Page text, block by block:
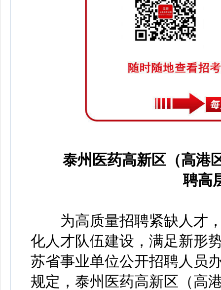
泰州医药高新区（高港
聘高
为高质量招聘紧缺人才，
化人才队伍建设，满足新形
苏省事业单位公开招聘人员
规定，泰州医药高新区（高